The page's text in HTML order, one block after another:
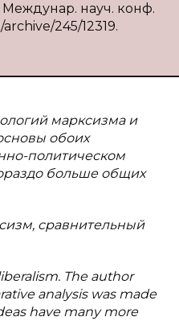
науч. конф.
245/12319.
марксизма и
обоих
политическом
больше общих
сравнительный
The author
analysis was made
have many more